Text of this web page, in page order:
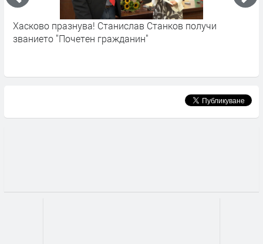
Хасково празнува! Станислав Станков получи
званието "Почетен гражданин"